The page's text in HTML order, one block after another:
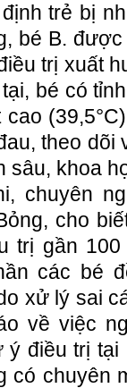
trẻ bị
bé B.
trị xuất
bé có
theo dõi
khoa
chuyên
cho
trị gần
các bé
xử lý sai
về việc
điều trị tại
có chuyên